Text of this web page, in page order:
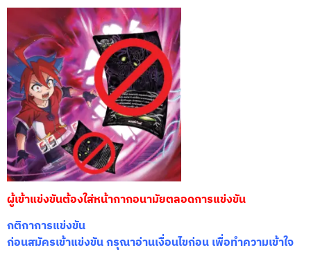
ผู้เข้าแข่งขันต้องใส่หน้ากากอนามัยตลอดการแข่งขัน
กติกาการแข่งขัน
ก่อนสมัครเข้าแข่งขัน กรุณาอ่านเงื่อนไขก่อน เพื่อทำความเข้าใจ